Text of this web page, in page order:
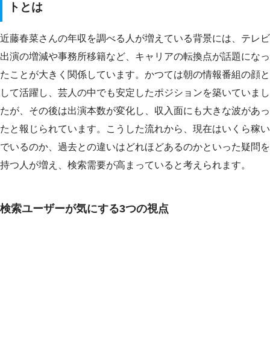
トとは
近藤春菜さんの年収を調べる人が増えている背景には、テレビ
出演の増減や事務所移籍など、キャリアの転換点が話題になっ
たことが大きく関係しています。かつては朝の情報番組の顔と
して活躍し、芸人の中でも安定したポジションを築いていまし
たが、その後は出演本数が変化し、収入面にも大きな波があっ
たと報じられています。こうした流れから、現在はいくら稼い
でいるのか、過去との違いはどれほどあるのかといった疑問を
持つ人が増え、検索需要が高まっていると考えられます。
検索ユーザーが気にする3つの視点